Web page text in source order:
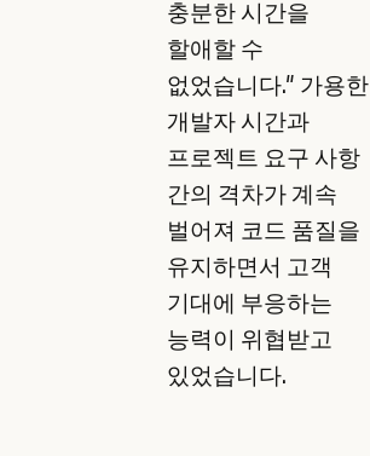
충분한 시간을
할애할 수
없었습니다." 가용한
개발자 시간과
프로젝트 요구 사항
간의 격차가 계속
벌어져 코드 품질을
유지하면서 고객
기대에 부응하는
능력이 위협받고
있었습니다.